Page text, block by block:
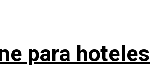
para hoteles